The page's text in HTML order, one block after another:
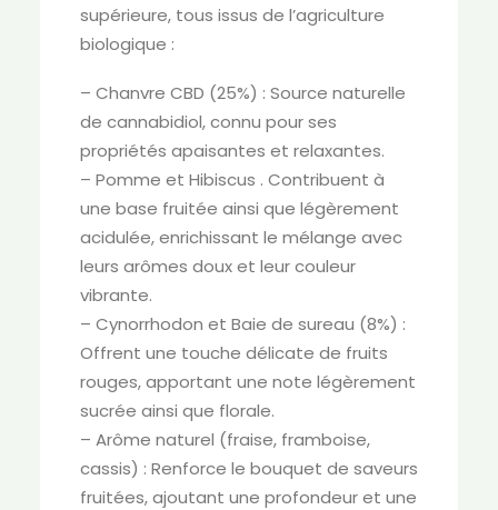
supérieure, tous issus de l’agriculture
biologique :
– Chanvre CBD (25%) : Source naturelle
de cannabidiol, connu pour ses
propriétés apaisantes et relaxantes.
– Pomme et Hibiscus . Contribuent à
une base fruitée ainsi que légèrement
acidulée, enrichissant le mélange avec
leurs arômes doux et leur couleur
vibrante.
– Cynorrhodon et Baie de sureau (8%) :
Offrent une touche délicate de fruits
rouges, apportant une note légèrement
sucrée ainsi que florale.
– Arôme naturel (fraise, framboise,
cassis) : Renforce le bouquet de saveurs
fruitées, ajoutant une profondeur et une